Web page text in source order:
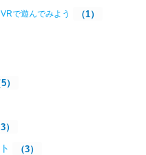
で遊んでみよう （1）
5）
3）
（3）